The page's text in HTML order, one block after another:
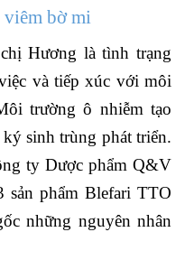
bờ mi
Hương là tình trạng
và tiếp xúc với môi
trường ô nhiễm tạo
sinh trùng phát triển.
ty Dược phẩm Q&V
sản phẩm Blefari TTO
những nguyên nhân